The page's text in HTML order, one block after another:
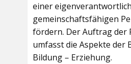
einer
gemeinschaftsfähigen
fördern. Der Auftrag der
umfasst die Aspekte der
Bildung – Erziehung.